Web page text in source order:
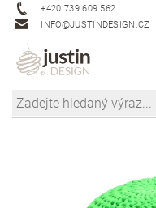
+420 739 609 562
INFO@JUSTINDESIGN.CZ